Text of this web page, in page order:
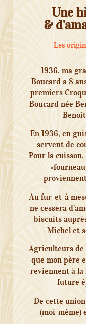
Une
&
Les
1936, ma
Boucard a 8
premiers
Boucard née
En 1936, en
servent de
Pour la
Au fur-et-à
ne cessera
biscuits
Michel et
Agriculteurs de
que mon père
reviennent à la
future
De cette
(moi-même)